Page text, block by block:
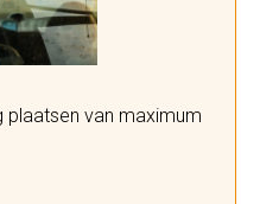
plaatsen van maximum